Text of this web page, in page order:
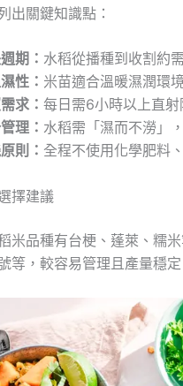
出關鍵知識點：
期： 水稻從播種到收割約
性： 米苗適合溫暖濕潤環
求： 每日需6小時以上直射
理： 水稻需「濕而不澇」
則： 全程不使用化學肥料
擇建議
米品種有台梗、蓬萊、糯
等，較容易管理且產量穩